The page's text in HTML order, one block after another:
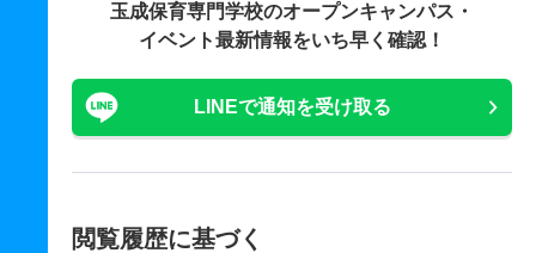
玉成保育専門学校のオープンキャンパス・
イベント最新情報をいち早く確認！
LINEで通知を受け取る
閲覧履歴に基づく